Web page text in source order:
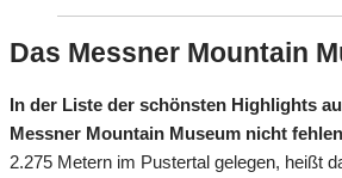
Das Messner Mountain
In der Liste der schönsten Highlights
Messner Mountain Museum nicht
2.275 Metern im Pustertal gelegen, heißt